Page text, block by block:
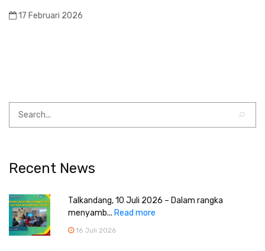
17 Februari 2026
Recent News
Talkandang, 10 Juli 2026 – Dalam rangka
menyamb... Read more
16 Juli 2026